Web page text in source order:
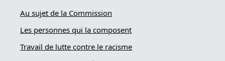
Au sujet de la Commission
Les personnes qui la composent
Travail de lutte contre le racisme